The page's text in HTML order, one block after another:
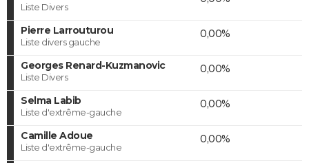
Liste Divers
Pierre Larrouturou
Liste divers gauche
0,00%
Georges Renard-Kuzmanovic
Liste Divers
0,00%
Selma Labib
Liste d'extrême-gauche
0,00%
Camille Adoue
Liste d'extrême-gauche
0,00%